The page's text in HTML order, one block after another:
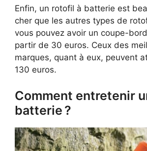
Enfin, un rotofil à batterie est
cher que les autres types de
vous pouvez avoir un coupe-
partir de 30 euros. Ceux des
marques, quant à eux, peuvent
130 euros.
Comment entretenir
batterie ?